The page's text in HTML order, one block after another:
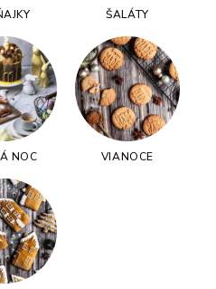
ŠALÁTY
NOC VIANOCE